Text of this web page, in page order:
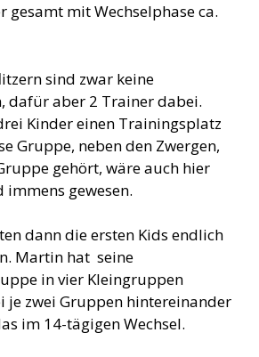
gesamt mit Wechselphase ca.
sind zwar keine
dafür aber 2 Trainer dabei.
Kinder einen Trainingsplatz
Gruppe, neben den Zwergen,
gehört, wäre auch hier
gewesen.
dann die ersten Kids endlich
Martin hat seine
in vier Kleingruppen
je zwei Gruppen hintereinander
im 14-tägigen Wechsel.